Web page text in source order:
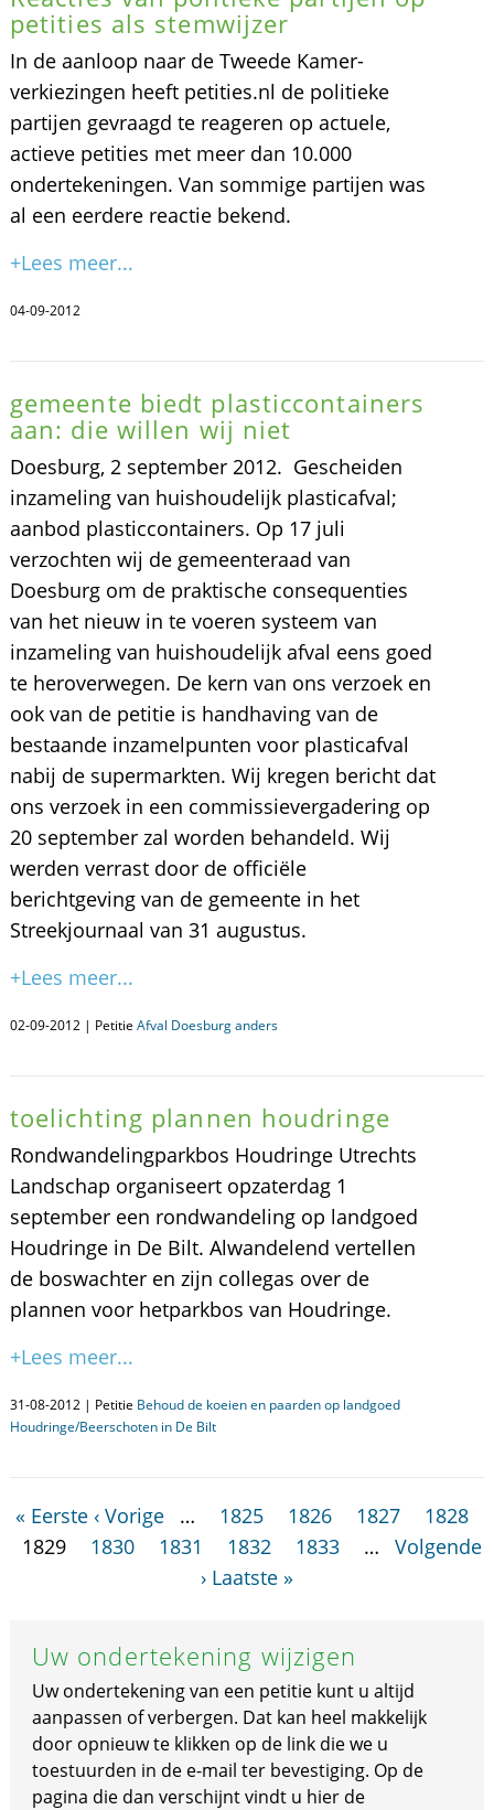
petities als stemwijzer
In de aanloop naar de Tweede Kamer-
verkiezingen heeft petities.nl de politieke
partijen gevraagd te reageren op actuele,
actieve petities met meer dan 10.000
ondertekeningen. Van sommige partijen was
al een eerdere reactie bekend.
+Lees meer...
04-09-2012
gemeente biedt plasticcontainers
aan: die willen wij niet
Doesburg, 2 september 2012. Gescheiden
inzameling van huishoudelijk plasticafval;
aanbod plasticcontainers. Op 17 juli
verzochten wij de gemeenteraad van
Doesburg om de praktische consequenties
van het nieuw in te voeren systeem van
inzameling van huishoudelijk afval eens goed
te heroverwegen. De kern van ons verzoek en
ook van de petitie is handhaving van de
bestaande inzamelpunten voor plasticafval
nabij de supermarkten. Wij kregen bericht dat
ons verzoek in een commissievergadering op
20 september zal worden behandeld. Wij
werden verrast door de officiële
berichtgeving van de gemeente in het
Streekjournaal van 31 augustus.
+Lees meer...
02-09-2012 | Petitie Afval Doesburg anders
toelichting plannen houdringe
Rondwandelingparkbos Houdringe Utrechts
Landschap organiseert opzaterdag 1
september een rondwandeling op landgoed
Houdringe in De Bilt. Alwandelend vertellen
de boswachter en zijn collegas over de
plannen voor hetparkbos van Houdringe.
+Lees meer...
31-08-2012 | Petitie Behoud de koeien en paarden op landgoed
Houdringe/Beerschoten in De Bilt
« Eerste ‹ Vorige … 1825 1826 1827
1828
1829
1830 1831 1832 1833 …
Volgende
› Laatste »
Uw ondertekening wijzigen
Uw ondertekening van een petitie kunt u altijd
aanpassen of verbergen. Dat kan heel makkelijk
door opnieuw te klikken op de link die we u
toestuurden in de e-mail ter bevestiging. Op de
pagina die dan verschijnt vindt u hier de